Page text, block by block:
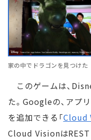
家の中でドラゴンを見つけた
このゲームは、
た。Googleの、アプ
を追加できる「Cloud
Cloud VisionはREST